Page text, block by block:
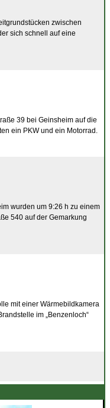
zwischen
sich schnell auf eine
39 bei Geinsheim auf die
ein PKW und ein Motorrad.
wurden um 9:26 h zu einem
540 auf der Gemarkung
mit einer Wärmebildkamera
im „Benzenloch“